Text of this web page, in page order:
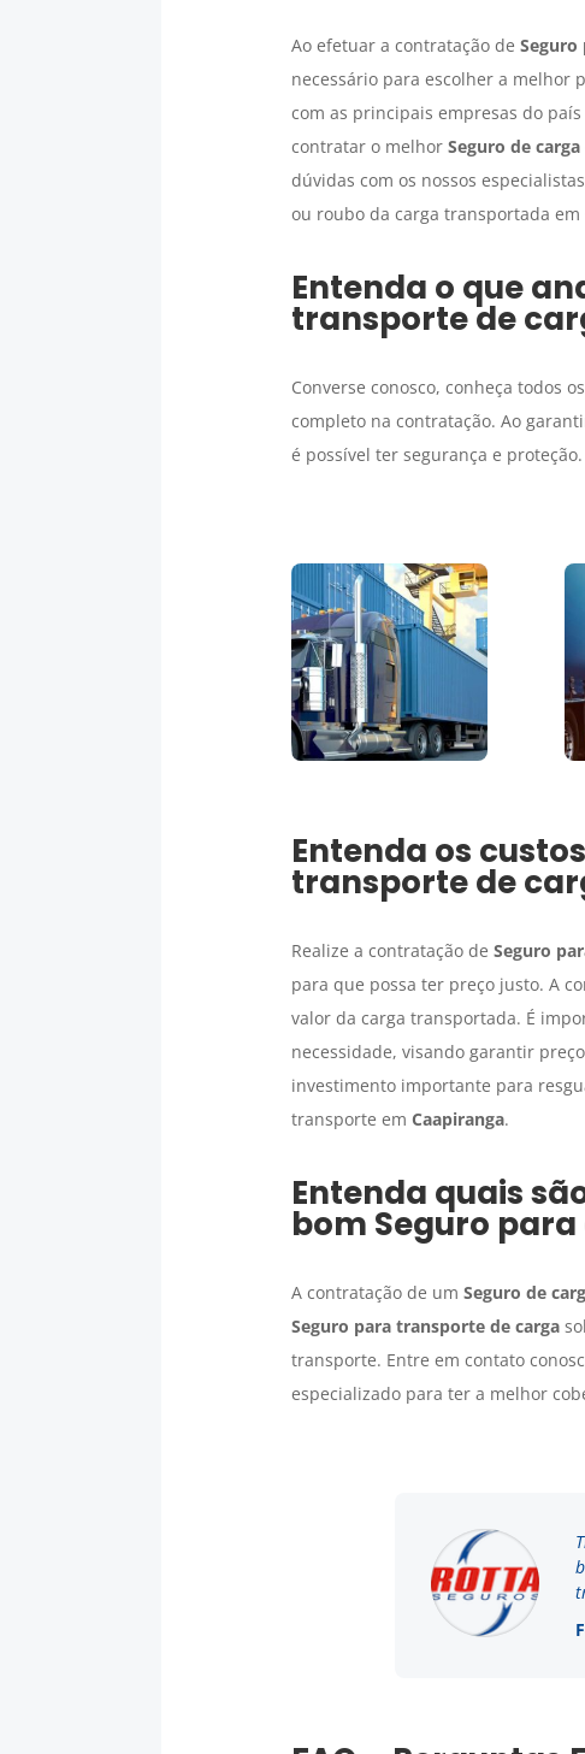
Ao efetuar a contratação de Seguro
necessário para escolher a melhor
com as principais empresas do
contratar o melhor Seguro de carga
dúvidas com os nossos
ou roubo da carga transportada em
Entenda o que
transporte de
Converse conosco, conheça todos
completo na contratação. Ao
é possível ter segurança e proteção.
Entenda os
transporte de
Realize a contratação de Seguro
para que possa ter preço justo. A
valor da carga transportada. É
necessidade, visando garantir
investimento importante para
transporte em Caapiranga.
Entenda quais
bom Seguro
A contratação de um Seguro de
Seguro para transporte de carga
transporte. Entre em contato
especializado para ter a melhor